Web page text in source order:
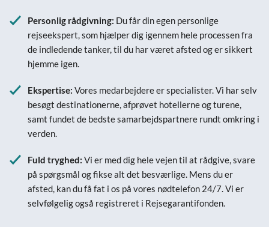
Personlig rådgivning: Du får din egen personlige
rejseekspert, som hjælper dig igennem hele processen fra
de indledende tanker, til du har været afsted og er sikkert
hjemme igen.
Ekspertise: Vores medarbejdere er specialister. Vi har selv
besøgt destinationerne, afprøvet hotellerne og turene,
samt fundet de bedste samarbejdspartnere rundt omkring i
verden.
Fuld tryghed: Vi er med dig hele vejen til at rådgive, svare
på spørgsmål og fikse alt det besværlige. Mens du er
afsted, kan du få fat i os på vores nødtelefon 24/7. Vi er
selvfølgelig også registreret i Rejsegarantifonden.